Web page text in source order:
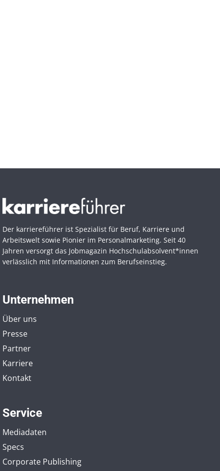
Der karriereführer ist Spezialist für Beruf, Karriere und
Arbeitswelt sowie Pionier im Personal­marketing. Seit 40
Jahren versorgt das Jobmagazin Hochschul­absolvent*innen
verlässlich mit Informationen zum Berufseinstieg.
Unternehmen
Über uns
Presse
Partner
Karriere
Kontakt
Service
Mediadaten
Specs
Corporate Publishing